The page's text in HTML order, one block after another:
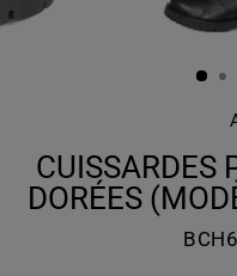
CUISSARDES
DORÉES